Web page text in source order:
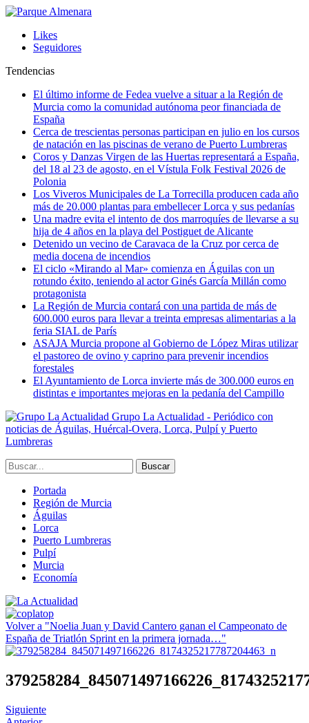
Likes
Seguidores
Tendencias
El último informe de Fedea vuelve a situar a la Región de
Murcia como la comunidad autónoma peor financiada de
España
Cerca de trescientas personas participan en julio en los cursos
de natación en las piscinas de verano de Puerto Lumbreras
Coros y Danzas Virgen de las Huertas representará a España,
del 18 al 23 de agosto, en el Vístula Folk Festival 2026 de
Polonia
Los Viveros Municipales de La Torrecilla producen cada año
más de 20.000 plantas para embellecer Lorca y sus pedanías
Una madre evita el intento de dos marroquíes de llevarse a su
hija de 4 años en la playa del Postiguet de Alicante
Detenido un vecino de Caravaca de la Cruz por cerca de
media docena de incendios
El ciclo «Mirando al Mar» comienza en Águilas con un
rotundo éxito, teniendo al actor Ginés García Millán como
protagonista
La Región de Murcia contará con una partida de más de
600.000 euros para llevar a treinta empresas alimentarias a la
feria SIAL de París
ASAJA Murcia propone al Gobierno de López Miras utilizar
el pastoreo de ovino y caprino para prevenir incendios
forestales
El Ayuntamiento de Lorca invierte más de 300.000 euros en
distintas e importantes mejoras en la pedanía del Campillo
Grupo La Actualidad - Periódico con
noticias de Águilas, Huércal-Overa, Lorca, Pulpí y Puerto
Lumbreras
Portada
Región de Murcia
Águilas
Lorca
Puerto Lumbreras
Pulpí
Murcia
Economía
Volver a "Noelia Juan y David Cantero ganan el Campeonato de
España de Triatlón Sprint en la primera jornada…"
Siguiente